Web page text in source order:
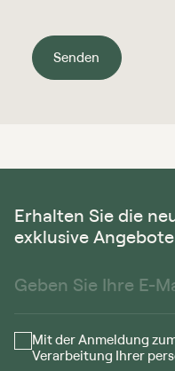
Senden
Erhalten Sie die
exklusive
Mit der Anmeldung
Verarbeitung Ihrer